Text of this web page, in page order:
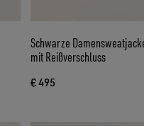
Schwarze
mit Reißverschluss
€ 495